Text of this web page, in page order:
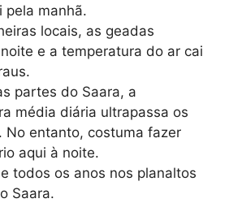
pela manhã.
locais, as geadas
e a temperatura do ar cai
partes do Saara, a
média diária ultrapassa os
No entanto, costuma fazer
aqui à noite.
todos os anos nos planaltos
Saara.